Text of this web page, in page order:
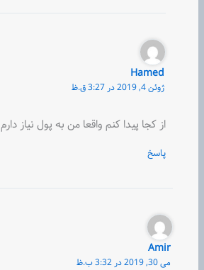
Hamed
ژوئن 4, 2019 در 3:27 ق.ظ
از كجا پيدا كنم واقعا من به پول نياز دارم
پاسخ
Amir
می 30, 2019 در 3:32 ب.ظ